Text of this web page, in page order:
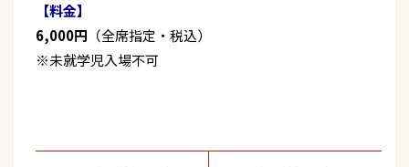
【料金】
6,000円 （全席指定・税込）
※未就学児入場不可